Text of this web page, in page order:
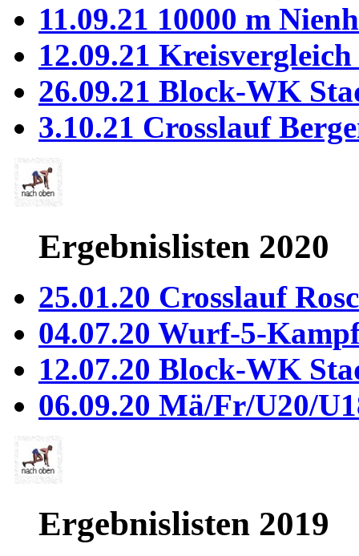
11.09.21 10000 m
12.09.21
26.09.21 Block-WK
3.10.21 Crosslauf
Ergebnislisten 2020
25.01.20 Crosslauf
04.07.20 Wurf-5-
12.07.20 Block-WK
06.09.20 Mä/Fr/U20/
Ergebnislisten 2019